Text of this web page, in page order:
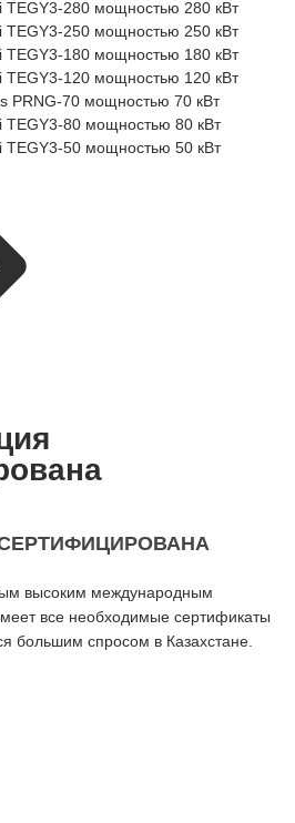
TEGY3-280 мощностью 280 кВт
TEGY3-250 мощностью 250 кВт
TEGY3-180 мощностью 180 кВт
TEGY3-120 мощностью 120 кВт
PRNG-70 мощностью 70 кВт
TEGY3-80 мощностью 80 кВт
TEGY3-50 мощностью 50 кВт
высоким международным
все необходимые сертификаты
большим спросом в Казахстане.